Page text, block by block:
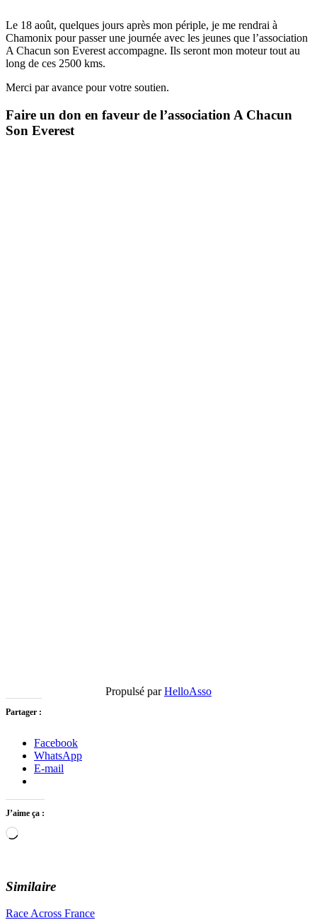
Le 18 août, quelques jours après mon périple, je me rendrai à
Chamonix pour passer une journée avec les jeunes que l’association
A Chacun son Everest accompagne. Ils seront mon moteur tout au
long de ces 2500 kms.
Merci par avance pour votre soutien.
Faire un don en faveur de l’association A Chacun
Son Everest
Propulsé parHelloAsso
Partager :
Facebook
WhatsApp
E-mail
J’aime ça :
Chargement…
Similaire
Race Across France